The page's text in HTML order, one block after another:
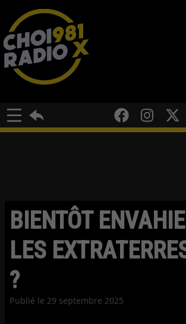
BIENTÔT
LES
?
Publié le 29 septembre 2025